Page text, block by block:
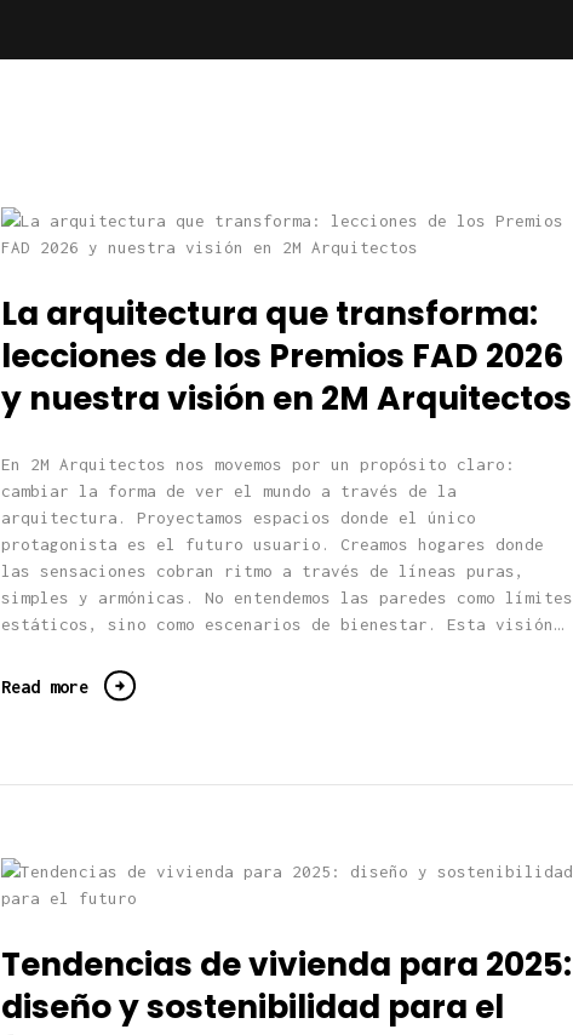
La arquitectura que transforma:
lecciones de los Premios FAD 2026
y nuestra visión en 2M Arquitectos
En 2M Arquitectos nos movemos por un propósito claro:
cambiar la forma de ver el mundo a través de la
arquitectura. Proyectamos espacios donde el único
protagonista es el futuro usuario. Creamos hogares donde
las sensaciones cobran ritmo a través de líneas puras,
simples y armónicas. No entendemos las paredes como límites
estáticos, sino como escenarios de bienestar. Esta visión…
Read more
Tendencias de vivienda para 2025:
diseño y sostenibilidad para el